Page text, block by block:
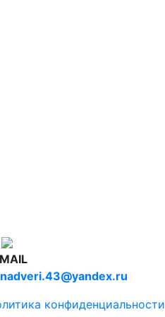
конфиденциальности